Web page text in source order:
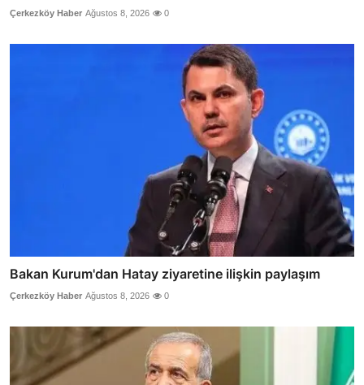
Çerkezköy Haber Ağustos 8, 2026 0
Bakan Kurum'dan Hatay ziyaretine ilişkin paylaşım
Çerkezköy Haber Ağustos 8, 2026 0